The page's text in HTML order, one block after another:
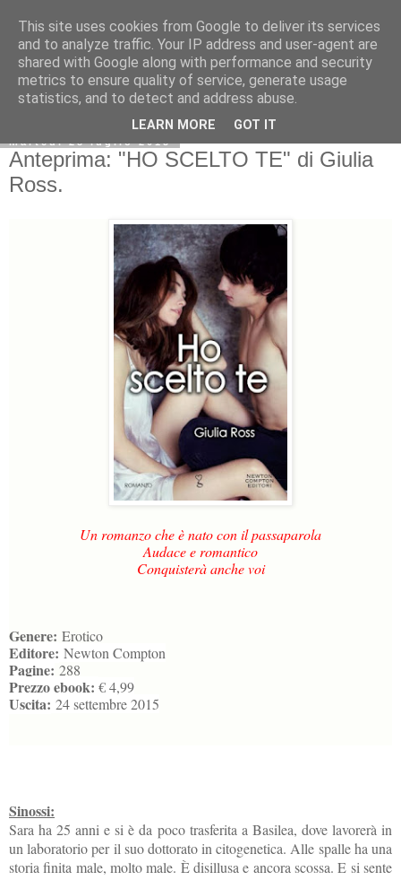
martedì 28 luglio 2015
Anteprima: "HO SCELTO TE" di Giulia
Ross.
Un romanzo che è nato con il passaparola
Audace e romantico
Conquisterà anche voi
Genere: Erotico
Editore: Newton Compton
Pagine: 288
Prezzo ebook: € 4,99
Uscita: 24 settembre 2015
Sinossi:
Sara ha 25 anni e si è da poco trasferita a Basilea, dove lavorerà in
un laboratorio per il suo dottorato in citogenetica. Alle spalle ha una
storia finita male, molto male. È disillusa e ancora scossa. E si sente
This site uses cookies from Google to deliver its services
and to analyze traffic. Your IP address and user-agent are
shared with Google along with performance and security
metrics to ensure quality of service, generate usage
statistics, and to detect and address abuse.
LEARN MORE GOT IT